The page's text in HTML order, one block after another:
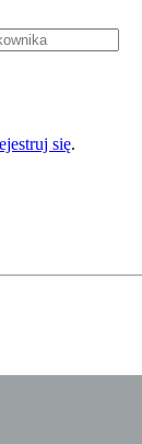
się.